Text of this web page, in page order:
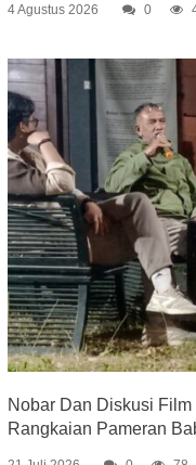
4 Agustus 2026 0
Nobar Dan Diskusi Film
Rangkaian Pameran